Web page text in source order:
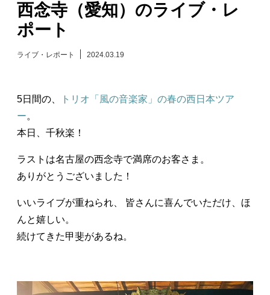
ギャラリー
日々のレポート
演奏依頼
西念寺（愛知）のライブ・レ
ポート
ライブ・レポート 2024.03.19
5日間の、
トリオ「風の音楽家」の春の西日本ツア
ー。
本日、千秋楽！
ラストは名古屋の西念寺で満席のお客さま。
ありがとうございました！
いいライブが重ねられ、 皆さんに喜んでいただけ、ほ
んと嬉しい。
続けてきた甲斐があるね。